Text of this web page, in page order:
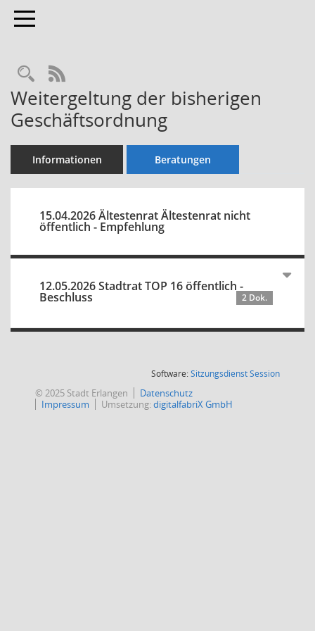
Toggle navigation
Rechercheauswahl
RSS-Feed
Weitergeltung der bisherigen
Geschäftsordnung
Informationen Beratungen
15.04.2026 Ältestenrat Ältestenrat nicht
öffentlich - Empfehlung
12.05.2026 Stadtrat TOP 16 öffentlich -
Beschluss 2 Dok.
Software:SitzungsdienstSession(Wird in
© 2025 Stadt Erlangen
Datenschutz
Impressum
Umsetzung:digitalfabriX GmbH